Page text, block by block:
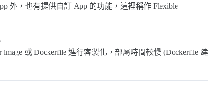
外，也有提供自訂 App 的功能，這裡稱作 Flexible
image 或 Dockerfile 進行客製化，部屬時間較慢 (Dockerfile 建